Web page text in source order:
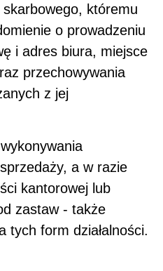
któremu
o prowadzeniu
i adres biura, miejsce
przechowywania
z jej
a w razie
kantorowej lub
zastaw - także
tych form działalności.